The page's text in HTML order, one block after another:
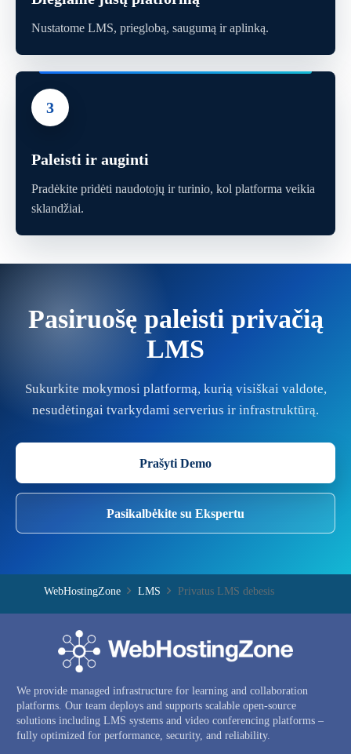
Nustatome LMS, prieglobą, saugumą ir aplinką.
3
Paleisti ir auginti
Pradėkite pridėti naudotojų ir turinio, kol platforma veikia
sklandžiai.
Pasiruošę paleisti privačią
LMS
Sukurkite mokymosi platformą, kurią visiškai valdote,
nesudėtingai tvarkydami serverius ir infrastruktūrą.
Prašyti Demo
Pasikalbėkite su Ekspertu
WebHostingZone LMS Privatus LMS debesis
We provide managed infrastructure for learning and collaboration
platforms. Our team deploys and supports scalable open-source
solutions including LMS systems and video conferencing platforms –
fully optimized for performance, security, and reliability.